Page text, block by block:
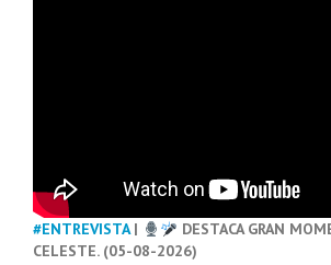
#ENTREVISTA|
DESTACA GRAN
CELESTE. (05-08-2026)